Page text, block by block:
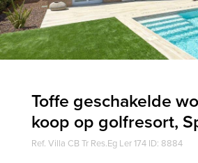
Toffe geschakelde
koop op golfresort,
Ref. Villa CB Tr Res.Eg Ler 174 ID: 8884